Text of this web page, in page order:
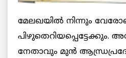
മേലഖയില്‍ നിന്നും
പിഴുതെറിയപ്പെട്ടേക്കും.
നേതാവും മുന്‍